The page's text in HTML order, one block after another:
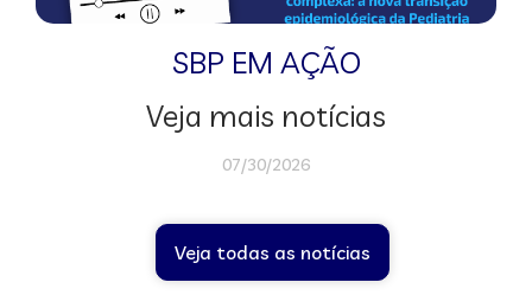
SBP EM AÇÃO
Veja mais notícias
07/30/2026
Veja todas as notícias